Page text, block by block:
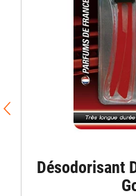
Désodorisant